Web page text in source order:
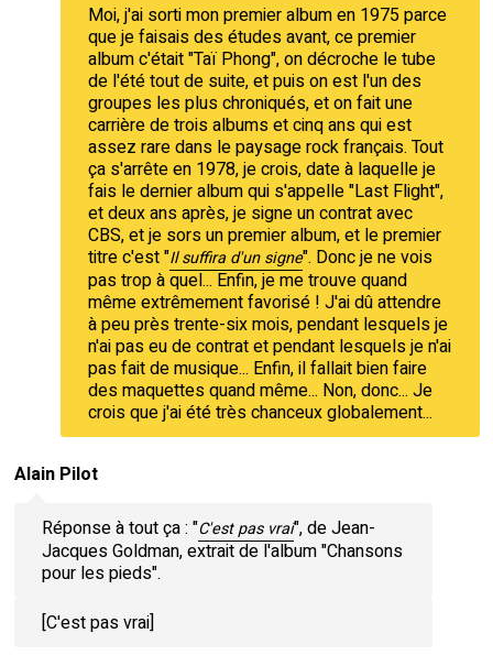
Moi, j'ai sorti mon premier album en 1975 parce
que je faisais des études avant, ce premier
album c'était "Taï Phong", on décroche le tube
de l'été tout de suite, et puis on est l'un des
groupes les plus chroniqués, et on fait une
carrière de trois albums et cinq ans qui est
assez rare dans le paysage rock français. Tout
ça s'arrête en 1978, je crois, date à laquelle je
fais le dernier album qui s'appelle "Last Flight",
et deux ans après, je signe un contrat avec
CBS, et je sors un premier album, et le premier
titre c'est "Il suffira d'un signe". Donc je ne vois
pas trop à quel... Enfin, je me trouve quand
même extrêmement favorisé ! J'ai dû attendre
à peu près trente-six mois, pendant lesquels je
n'ai pas eu de contrat et pendant lesquels je n'ai
pas fait de musique... Enfin, il fallait bien faire
des maquettes quand même... Non, donc... Je
crois que j'ai été très chanceux globalement...
Alain Pilot
Réponse à tout ça : "C'est pas vrai", de Jean-
Jacques Goldman, extrait de l'album "Chansons
pour les pieds".
[C'est pas vrai]